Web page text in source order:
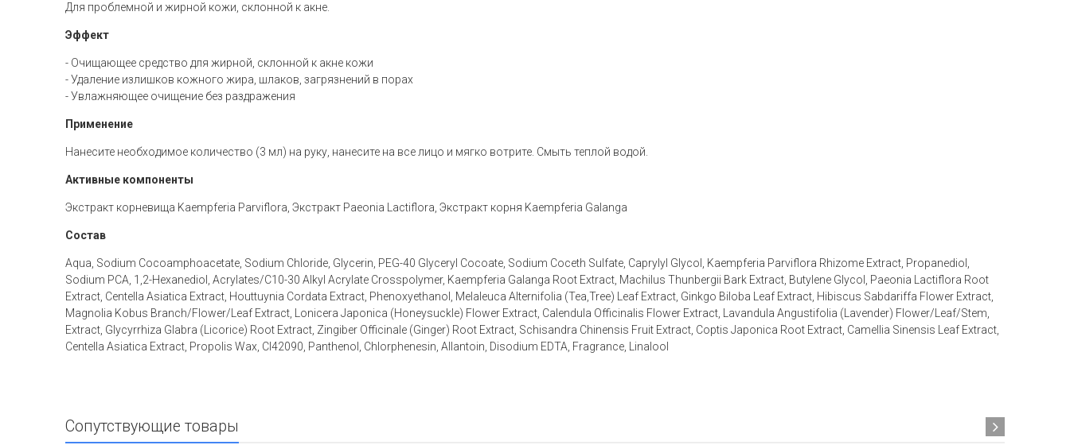
Для проблемной и жирной кожи, склонной к акне.
Эффект
- Очищающее средство для жирной, склонной к акне кожи
- Удаление излишков кожного жира, шлаков, загрязнений в порах
- Увлажняющее очищение без раздражения
Применение
Нанесите необходимое количество (3 мл) на руку, нанесите на все лицо и мягко вотрите. Смыть теплой водой.
Активные компоненты
Экстракт корневища Kaempferia Parviflora, Экстракт Paeonia Lactiflora, Экстракт корня Kaempferia Galanga
Состав
Aqua, Sodium Cocoamphoacetate, Sodium Chloride, Glycerin, PEG-40 Glyceryl Cocoate, Sodium Coceth Sulfate, Caprylyl Glycol, Kaempferia Parviflora Rhizome Extract, Propanediol,
Sodium PCA, 1,2-Hexanediol, Acrylates/C10-30 Alkyl Acrylate Crosspolymer, Kaempferia Galanga Root Extract, Machilus Thunbergii Bark Extract, Butylene Glycol, Paeonia Lactiflora Root
Extract, Centella Asiatica Extract, Houttuynia Cordata Extract, Phenoxyethanol, Melaleuca Alternifolia (Tea,Tree) Leaf Extract, Ginkgo Biloba Leaf Extract, Hibiscus Sabdariffa Flower Extract,
Magnolia Kobus Branch/Flower/Leaf Extract, Lonicera Japonica (Honeysuckle) Flower Extract, Calendula Officinalis Flower Extract, Lavandula Angustifolia (Lavender) Flower/Leaf/Stem,
Extract, Glycyrrhiza Glabra (Licorice) Root Extract, Zingiber Officinale (Ginger) Root Extract, Schisandra Chinensis Fruit Extract, Coptis Japonica Root Extract, Camellia Sinensis Leaf Extract,
Centella Asiatica Extract, Propolis Wax, CI42090, Panthenol, Chlorphenesin, Allantoin, Disodium EDTA, Fragrance, Linalool
Сопутствующие товары